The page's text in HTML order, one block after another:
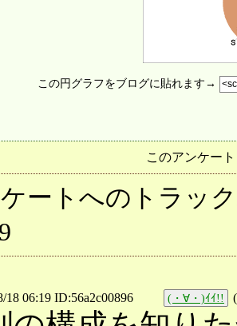
この円グラフをブログに貼れます→
このアンケー
ートへのトラッ
18 06:19 ID:56a2c00896 (・∀・)ｲｲ!! (